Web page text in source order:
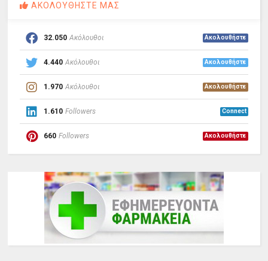
ΑΚΟΛΟΥΘΗΣΤΕ ΜΑΣ
32.050 Ακόλουθοι Ακολουθήστε
4.440 Ακόλουθοι Ακολουθήστε
1.970 Ακόλουθοι Ακολουθήστε
1.610 Followers Connect
660 Followers Ακολουθήστε